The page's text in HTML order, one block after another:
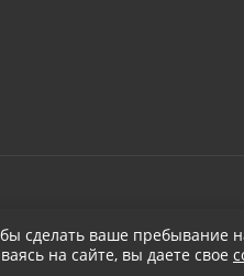
сделать ваше
на сайте, вы даете свое